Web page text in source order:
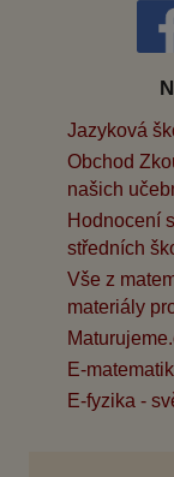
Jazyková
Obchod
našich
Hodnocení
středních
Vše z
materiály
E-
E-fyzika -